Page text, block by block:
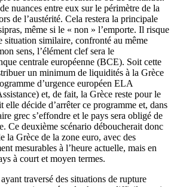
nuances entre eux sur le périmètre de la
de l’austérité. Cela restera la principale
même si le « non » l’emporte. Il risque
situation similaire, confronté au même
sens, l’élément clef sera le
centrale européenne (BCE). Soit cette
un minimum de liquidités à la Grèce
d’urgence européen ELA
et, de fait, la Grèce reste pour le
elle décide d’arrêter ce programme et, dans
grec s’effondre et le pays sera obligé de
Ce deuxième scénario déboucherait donc
la Grèce de la zone euro, avec des
mesurables à l’heure actuelle, mais en
à court et moyen termes.
traversé des situations de rupture